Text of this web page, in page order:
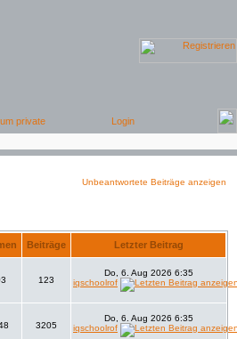
Unbeantwortete Beiträge anzeigen
Beiträge Letzter Beitrag
123
Do, 6. Aug 2026 6:35
iqschoolrof
3205
Do, 6. Aug 2026 6:35
iqschoolrof